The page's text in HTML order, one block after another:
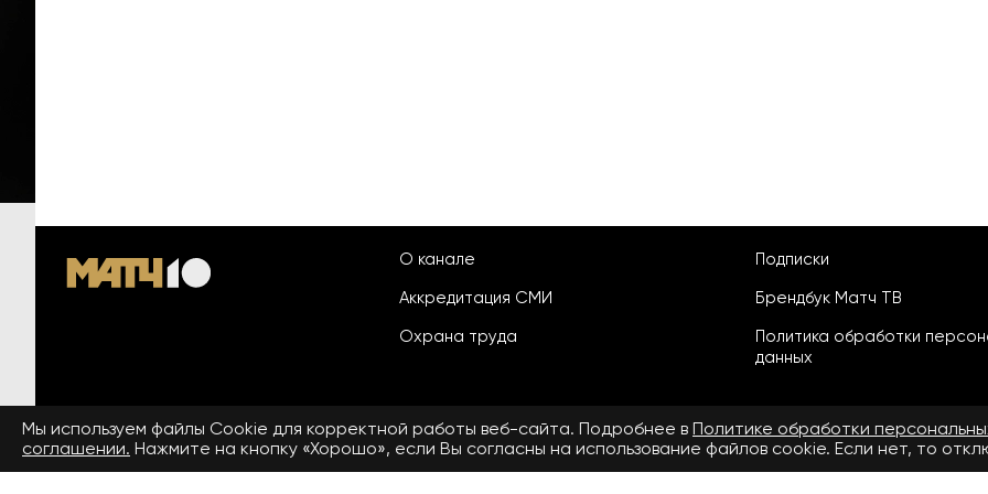
О канале
Аккредитация СМИ
Охрана труда
Подписки
Брендбук Матч ТВ
Политика обработки
данных
© 2026 «ООО «Национальный
спортивный телеканал»
Пользовательское соглашение
Мы используем файлы Сookie для корректной работы веб-сайта. Подробнее в Политике обработки
соглашении. Нажмите на кнопку «Хорошо», если Вы согласны на использование файлов cookie. Если нет, то